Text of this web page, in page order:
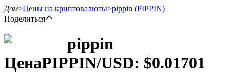
Фьючерсы
Дом>Цены на криптовалюты>pippin (PIPPIN)
Поделиться
pippin
ЦенаPIPPIN/USD: $0.01701